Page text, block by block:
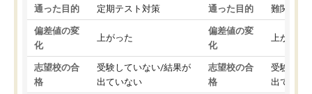
通った目的 定期テスト対策
偏差値の変
化
上がった
志望校の合
格
受験していない/結果が
出ていない
通った目的 難関私立
偏差値の変
化
上がった
志望校の合
格
受験して
出ていな